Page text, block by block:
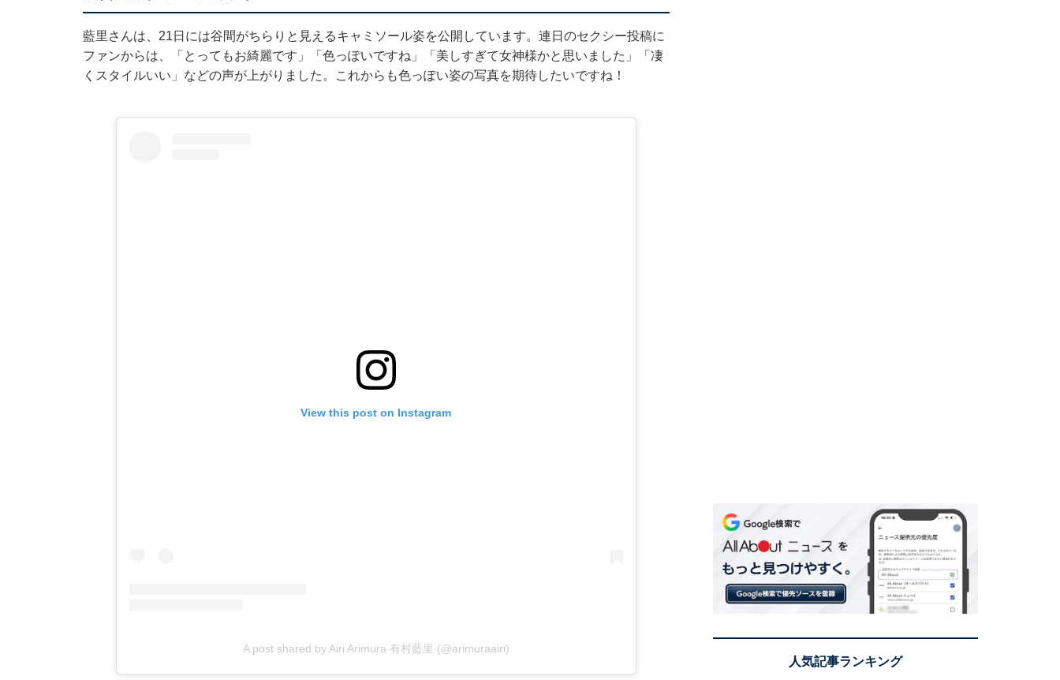
藍里さんは、21日には谷間がちらりと見えるキャミソール姿を公開しています。連日のセクシー投稿に
ファンからは、「とってもお綺麗です」「色っぽいですね」「美しすぎて女神様かと思いました」「凄
くスタイルいい」などの声が上がりました。これからも色っぽい姿の写真を期待したいですね！
View this post on Instagram
A post shared by Airi Arimura 有村藍里 (@arimuraairi)